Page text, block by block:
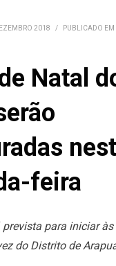
2018 / PUBLICADO EM
Natal
feira
prevista para iniciar
do Distrito de